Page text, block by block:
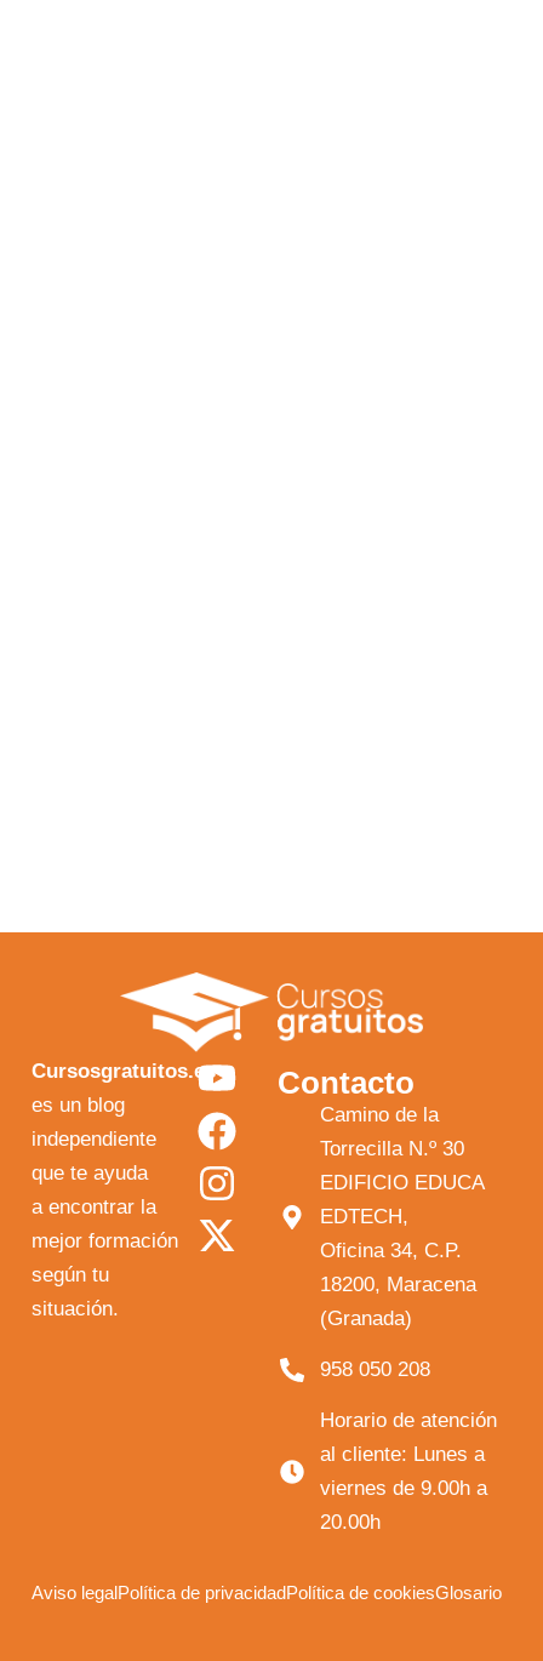
Cursosgratuitos.es
es un blog
independiente
que te ayuda
a encontrar la
mejor formación
según tu
situación.
Y
o
u
t
u
F
a
c
e
b
I
n
s
t
a
X
-
t
w
i
Contacto
Camino de la
Torrecilla N.º 30
EDIFICIO EDUCA
EDTECH,
Oficina 34, C.P.
18200, Maracena
(Granada)
958 050 208
Horario de atención
al cliente: Lunes a
viernes de 9.00h a
20.00h
Aviso legalPolítica de privacidadPolítica de cookiesGlosario